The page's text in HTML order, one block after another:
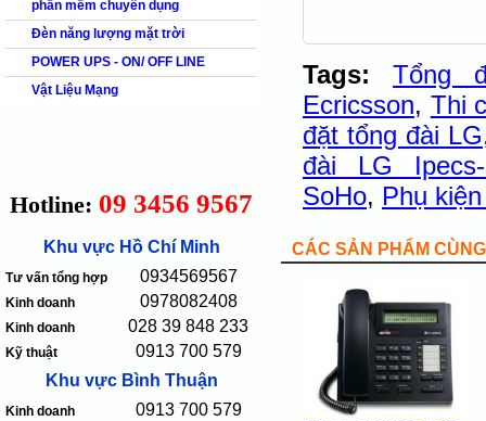
phần mềm chuyên dụng
Đèn năng lượng mặt trời
POWER UPS - ON/ OFF LINE
Vật Liệu Mạng
Hotline: 09 3456 9567
Khu vực Hồ Chí Minh
Tư vấn tổng hợp 0934569567
Kinh doanh 0978082408
Kinh doanh 028 39 848 233
Kỹ thuật
0913 700 579
Khu vực Bình Thuận
Kinh doanh 0913 700 579
Tags:Tổng
Ecricsson, Thi
đặt tổng đài LG
đài LG Ipecs-
SoHo, Phụ
CÁC SẢN PHẨM